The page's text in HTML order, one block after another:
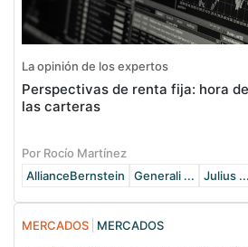
La opinión de los expertos
Perspectivas de renta fija: hora
las carteras
Por Rocío Martínez
AllianceBernstein
Generali ... Julius ...
MERCADOS MERCADOS